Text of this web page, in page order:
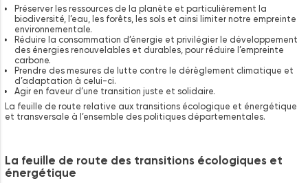
Préserver les ressources de la planète et particulièrement la
biodiversité, l’eau, les forêts, les sols et ainsi limiter notre empreinte
environnementale.
Réduire la consommation d’énergie et privilégier le développement
des énergies renouvelables et durables, pour réduire l’empreinte
carbone.
Prendre des mesures de lutte contre le dérèglement climatique et
d’adaptation à celui-ci.
Agir en faveur d’une transition juste et solidaire.
La feuille de route relative aux transitions écologique et énergétique
et transversale à l’ensemble des politiques départementales.
La feuille de route des transitions écologiques et
énergétique